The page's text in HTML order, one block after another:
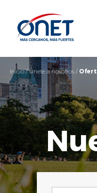
Inicio/Únete a nosotros /
Familia /